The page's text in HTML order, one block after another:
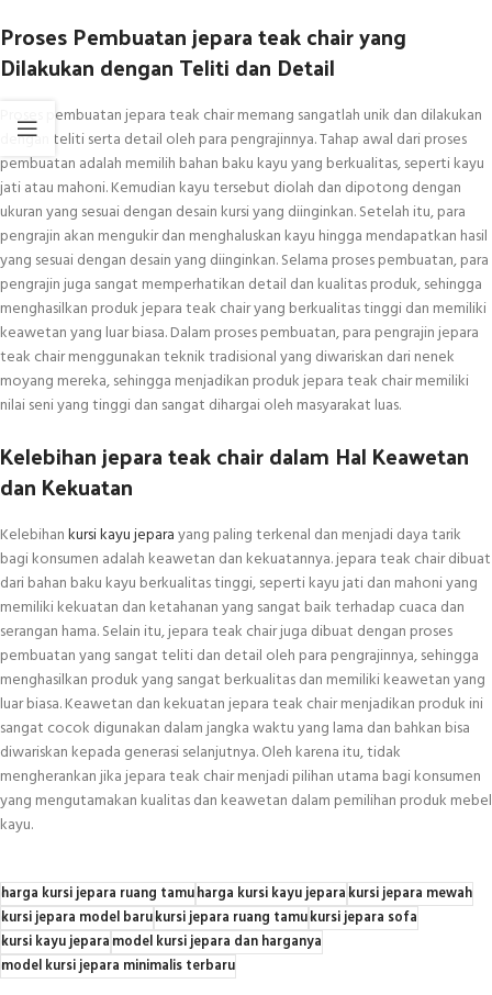
Proses Pembuatan jepara teak chair yang
Dilakukan dengan Teliti dan Detail
Proses pembuatan jepara teak chair memang sangatlah unik dan dilakukan
dengan teliti serta detail oleh para pengrajinnya. Tahap awal dari proses
pembuatan adalah memilih bahan baku kayu yang berkualitas, seperti kayu
jati atau mahoni. Kemudian kayu tersebut diolah dan dipotong dengan
ukuran yang sesuai dengan desain kursi yang diinginkan. Setelah itu, para
pengrajin akan mengukir dan menghaluskan kayu hingga mendapatkan hasil
yang sesuai dengan desain yang diinginkan. Selama proses pembuatan, para
pengrajin juga sangat memperhatikan detail dan kualitas produk, sehingga
menghasilkan produk jepara teak chair yang berkualitas tinggi dan memiliki
keawetan yang luar biasa. Dalam proses pembuatan, para pengrajin jepara
teak chair menggunakan teknik tradisional yang diwariskan dari nenek
moyang mereka, sehingga menjadikan produk jepara teak chair memiliki
nilai seni yang tinggi dan sangat dihargai oleh masyarakat luas.
Kelebihan jepara teak chair dalam Hal Keawetan
dan Kekuatan
Kelebihankursi kayu jeparayang paling terkenal dan menjadi daya tarik
bagi konsumen adalah keawetan dan kekuatannya. jepara teak chair dibuat
dari bahan baku kayu berkualitas tinggi, seperti kayu jati dan mahoni yang
memiliki kekuatan dan ketahanan yang sangat baik terhadap cuaca dan
serangan hama. Selain itu, jepara teak chair juga dibuat dengan proses
pembuatan yang sangat teliti dan detail oleh para pengrajinnya, sehingga
menghasilkan produk yang sangat berkualitas dan memiliki keawetan yang
luar biasa. Keawetan dan kekuatan jepara teak chair menjadikan produk ini
sangat cocok digunakan dalam jangka waktu yang lama dan bahkan bisa
diwariskan kepada generasi selanjutnya. Oleh karena itu, tidak
mengherankan jika jepara teak chair menjadi pilihan utama bagi konsumen
yang mengutamakan kualitas dan keawetan dalam pemilihan produk mebel
kayu.
harga kursi jepara ruang tamuharga kursi kayu jeparakursi jepara mewah
kursi jepara model barukursi jepara ruang tamukursi jepara sofa
kursi kayu jeparamodel kursi jepara dan harganya
model kursi jepara minimalis terbaru